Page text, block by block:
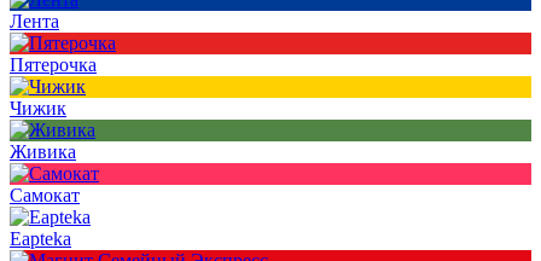
Лента
Пятерочка
Чижик
Живика
Самокат
Eapteka